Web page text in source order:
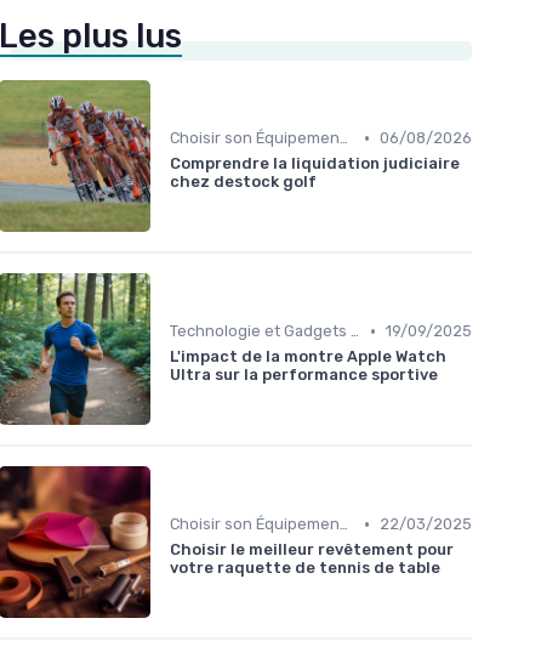
Les plus lus
Choisir son Équipement Sportif • 06/08/2026
Comprendre la liquidation judiciaire
chez destock golf
Technologie et Gadgets de Sport • 19/09/2025
L'impact de la montre Apple Watch
Ultra sur la performance sportive
Choisir son Équipement Sportif •
22/03/2025
Choisir le meilleur revêtement pour
votre raquette de tennis de table